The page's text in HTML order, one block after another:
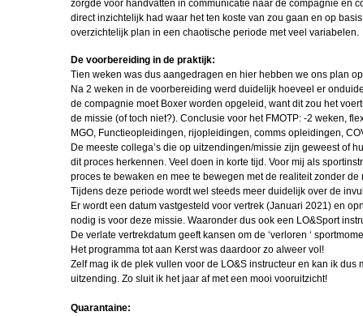
Periodiseren,
VTO Offn
Oefenmars
Schaft
Miguel in
Periodiseren,
FLO Robert
Voorgesteld:
van
zorgde voor handvatten in communicatie naar de compagnie en
direct inzichtelijk had waar het ten koste van zou gaan en op
overzichtelijk plan in een chaotische periode met veel variabelen.
De voorbereiding in de praktijk:
Tien weken was dus aangedragen en hier hebben we ons plan
Na 2 weken in de voorbereiding werd duidelijk hoeveel er
de compagnie moet Boxer worden opgeleid, want dit zou het
de missie (of toch niet?). Conclusie voor het FMOTP: -2 weken,
MGO, Functieopleidingen, rijopleidingen, comms opleidingen,
De meeste collega’s die op uitzendingen/missie zijn geweest of
dit proces herkennen. Veel doen in korte tijd. Voor mij als
proces te bewaken en mee te bewegen met de realiteit zonder de
Tijdens deze periode wordt wel steeds meer duidelijk over de
Er wordt een datum vastgesteld voor vertrek (Januari 2021) en
nodig is voor deze missie. Waaronder dus ook een LO&Sport
De verlate vertrekdatum geeft kansen om de ‘verloren ‘
Het programma tot aan Kerst was daardoor zo alweer vol!
Zelf mag ik de plek vullen voor de LO&S instructeur en kan ik dus
uitzending. Zo sluit ik het jaar af met een mooi vooruitzicht!
Quarantaine: